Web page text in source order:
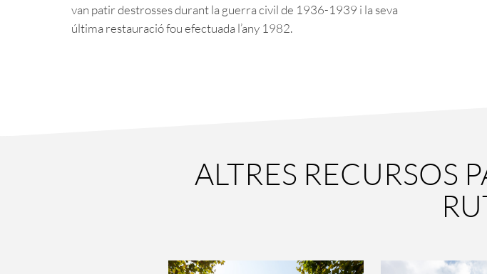
van patir destrosses durant la guerra civil de 1936-1939 i la seva
última restauració fou efectuada l’any 1982.
ALTRES RECURSOS